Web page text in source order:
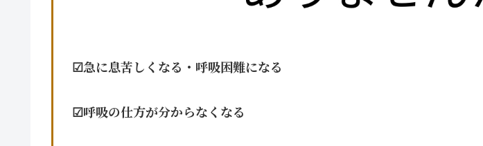
☑︎急に息苦しくなる・呼吸困難になる
☑︎呼吸の仕方が分からなくなる